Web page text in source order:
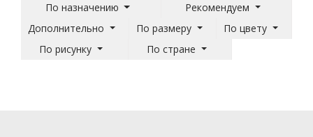
По назначению
Рекомендуем
Дополнительно
По размеру
По цвету
По рисунку
По стране